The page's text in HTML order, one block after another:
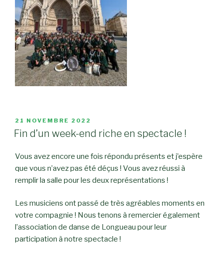
PUBLIÉ
LE
21 NOVEMBRE 2022
Fin d’un week-end riche en spectacle !
Vous avez encore une fois répondu présents et j’espère
que vous n’avez pas été déçus ! Vous avez réussi à
remplir la salle pour les deux représentations !
Les musiciens ont passé de très agréables moments en
votre compagnie ! Nous tenons à remercier également
l’association de danse de Longueau pour leur
participation à notre spectacle !